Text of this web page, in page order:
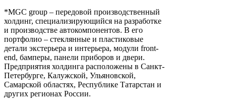
*MGC group – передовой производственный
холдинг, специализирующийся на разработке
и производстве автокомпонентов. В его
портфолио – стеклянные и пластиковые
детали экстерьера и интерьера, модули front-
end, бамперы, панели приборов и двери.
Предприятия холдинга расположены в Санкт-
Петербурге, Калужской, Ульяновской,
Самарской областях, Республике Татарстан и
других регионах России.